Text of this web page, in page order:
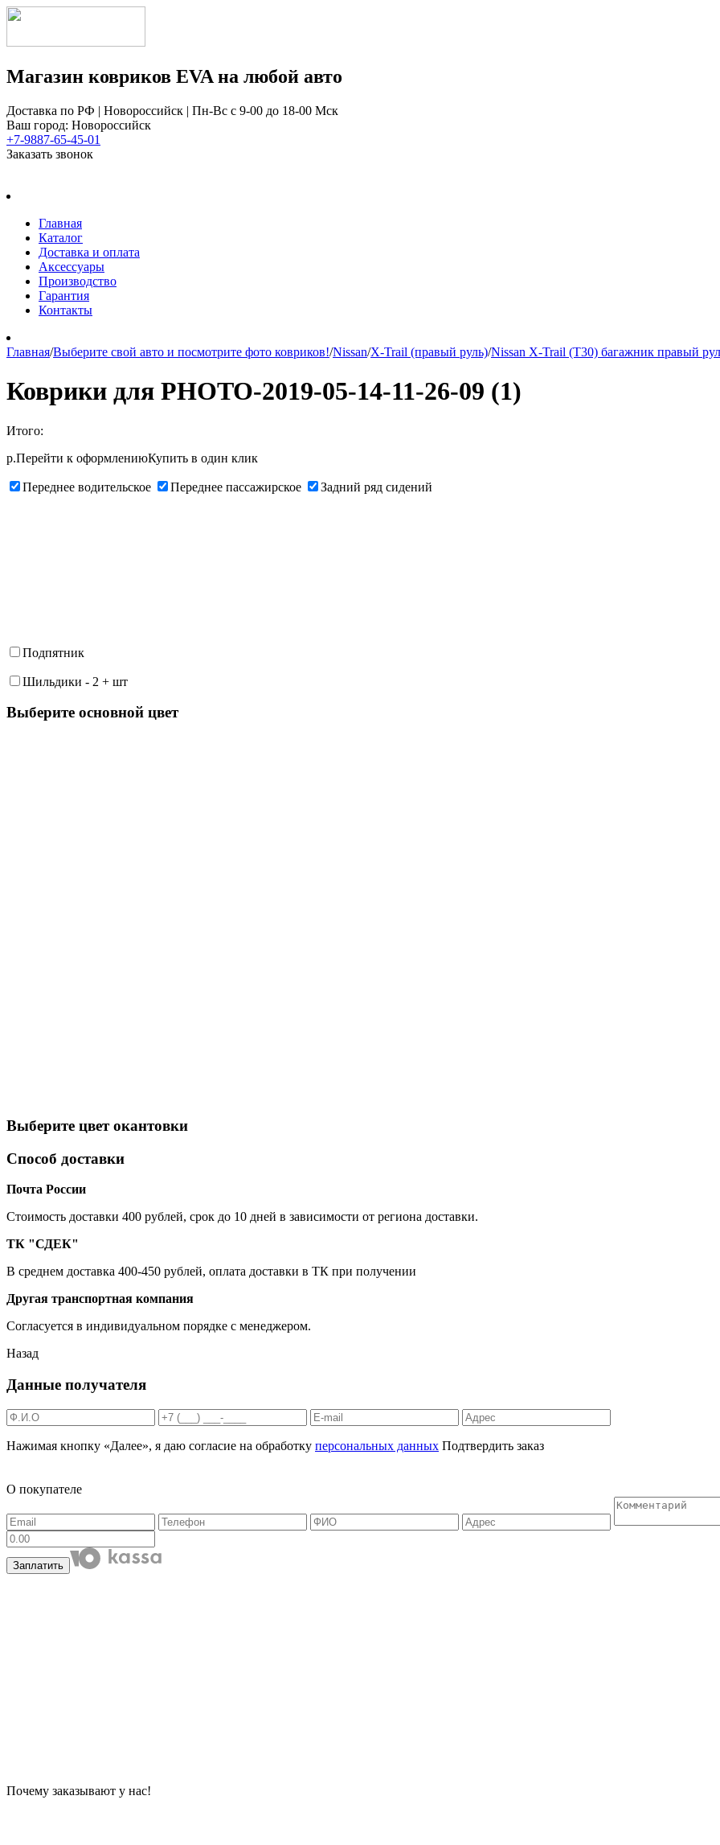
Магазин ковриков EVA ​на любой авто
Доставка по РФ | Новороссийск | Пн-Вс с 9-00 до 18-00 Мск
Ваш город: Новороссийск
+7-9887-65-45-01
Заказать звонок
Главная
Каталог
Доставка и оплата
Аксессуары
Производство
Гарантия
Контакты
Главная/Выберите свой авто и посмотрите фото ковриков!/Nissan/X-Trail (правый руль)/Nissan X-Trail (T30) багажник правый
Коврики для PHOTO-2019-05-14-11-26-09 (1)
Итого:
р.Перейти к оформлениюКупить в один клик
Переднее водительское Переднее пассажирское Задний ряд сидений
Подпятник
Шильдики - 2 + шт
Выберите oсновной цвет
Выберите цвет окантовки
Способ доставки
Почта России
Cтоимость доставки 400 рублей, срок до 10 дней в зависимости от региона доставки.
ТК "СДЕК"
В среднем доставка 400-450 рублей, оплата доставки в ТК при получении
Другая транспортная компания
Согласуется в индивидуальном порядке с менеджером.
Назад
Данные получателя
Нажимая кнопку «Далее», я даю согласие на обработку персональных данных Подтвердить заказ
О покупателе
Заплатить
Почему заказывают у нас!